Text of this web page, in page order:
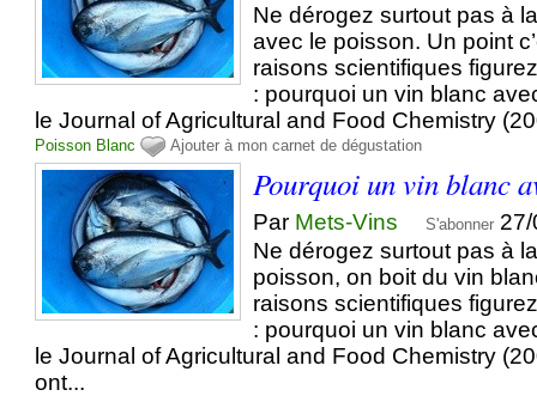
Ne dérogez surtout pas à
avec le poisson. Un point
raisons scientifiques
: pourquoi un vin blanc
le Journal of Agricultural and Food Chemistry
Poisson Blanc Ajouter à mon carnet de dégustation
Pourquoi un vin blanc
Par Mets-Vins S'abonner
Ne dérogez surtout pas à
poisson, on boit du vin
raisons scientifiques
: pourquoi un vin blanc
le Journal of Agricultural and Food Chemistry
ont...